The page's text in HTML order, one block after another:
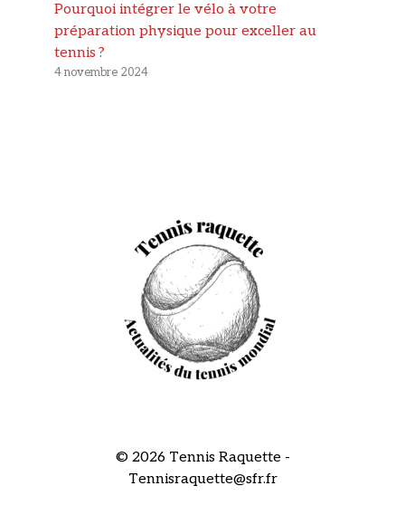
Pourquoi intégrer le vélo à votre
préparation physique pour exceller au
tennis ?
4 novembre 2024
© 2026 Tennis Raquette -
Tennisraquette@sfr.fr